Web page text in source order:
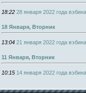
18:22 28 января 2022 года
18 Января, Вторник
13:04 21 января 2022 года
11 Января, Вторник
10:15 14 января 2022 года